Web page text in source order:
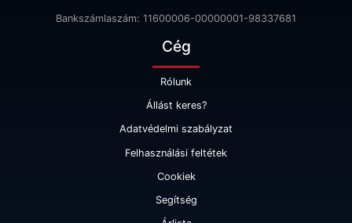
Bankszámlaszám: 11600006-00000001-98337681
Cég
Rólunk
Állást keres?
Adatvédelmi szabályzat
Felhasználási feltétek
Cookiek
Segítség